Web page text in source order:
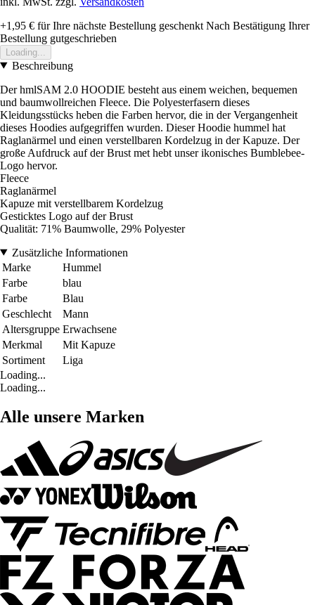
+1,95 € für Ihre nächste Bestellung geschenkt Nach Bestätigung Ihrer
Bestellung gutgeschrieben
Loading...
Beschreibung
Der hmlSAM 2.0 HOODIE besteht aus einem weichen, bequemen
und baumwollreichen Fleece. Die Polyesterfasern dieses
Kleidungsstücks heben die Farben hervor, die in der Vergangenheit
dieses Hoodies aufgegriffen wurden. Dieser Hoodie hummel hat
Raglanärmel und einen verstellbaren Kordelzug in der Kapuze. Der
große Aufdruck auf der Brust met hebt unser ikonisches Bumblebee-
Logo hervor.
Fleece
Raglanärmel
Kapuze mit verstellbarem Kordelzug
Gesticktes Logo auf der Brust
Qualität: 71% Baumwolle, 29% Polyester
Zusätzliche Informationen
Marke
Hummel
Farbe
blau
Farbe
Blau
Geschlecht
Mann
Altersgruppe Erwachsene
Merkmal
Mit Kapuze
Sortiment
Liga
Loading...
Loading...
Alle unsere Marken